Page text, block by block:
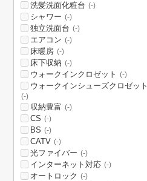
洗髪洗面化粧台 (-)
シャワー (-)
独立洗面台 (-)
エアコン (-)
床暖房 (-)
床下収納 (-)
ウォークインクロゼット (-)
ウォークインシューズクロゼット
(-)
収納豊富 (-)
CS (-)
BS (-)
CATV (-)
光ファイバー (-)
インターネット対応 (-)
オートロック (-)